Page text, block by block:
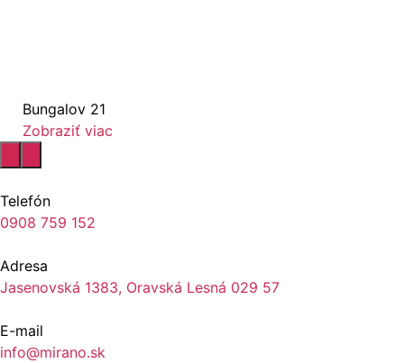
Bungalov 21
Zobraziť viac
Telefón
0908 759 152
Adresa
Jasenovská 1383, Oravská Lesná 029 57
E-mail
info@mirano.sk